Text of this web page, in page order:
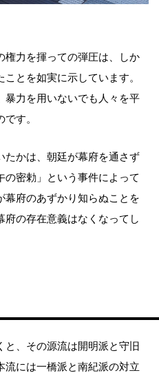
権力を揮っての弾圧は、しか
とを如実に示しています。
暴力を用いないでも人々を平
す。
たかは、朝廷が幕府を通さず
の密勅」という事件によって
幕府のあずかり知らぬことを
の存在意義はなくなってし
と、その源流は開明派と守旧
流には一橋派と南紀派の対立